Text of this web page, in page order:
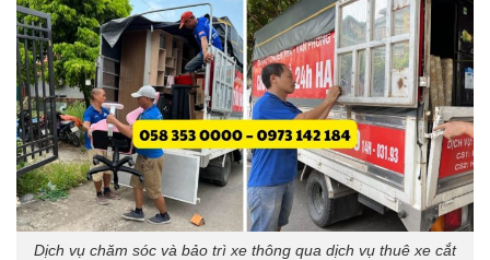
Dịch vụ chăm sóc và bảo trì xe thông qua dịch vụ thuê xe cắt